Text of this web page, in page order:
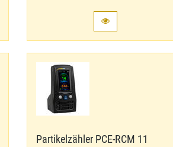
Partikelzähler PCE-​RCM 11